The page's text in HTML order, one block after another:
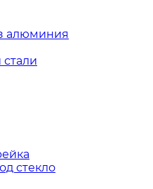
алюминия
стекло